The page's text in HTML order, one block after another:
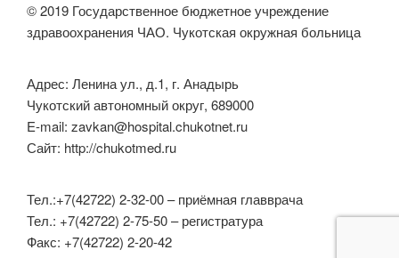
© 2019 Государственное бюджетное учреждение
здравоохранения ЧАО. Чукотская окружная больница
Адрес: Ленина ул., д.1, г. Анадырь
Чукотский автономный округ, 689000
E-mail: zavkan@hospital.chukotnet.ru
Сайт: http://chukotmed.ru
Тел.:+7(42722) 2-32-00 – приёмная главврача
Тел.: +7(42722) 2-75-50 – регистратура
Факс: +7(42722) 2-20-42